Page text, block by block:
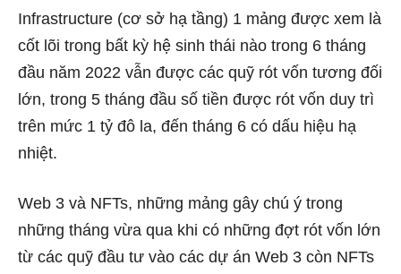
Infrastructure (cơ sở hạ tầng) 1 mảng được xem là
cốt lõi trong bất kỳ hệ sinh thái nào trong 6 tháng
đầu năm 2022 vẫn được các quỹ rót vốn tương đối
lớn, trong 5 tháng đầu số tiền được rót vốn duy trì
trên mức 1 tỷ đô la, đến tháng 6 có dấu hiệu hạ
nhiệt.
Web 3 và NFTs, những mảng gây chú ý trong
những tháng vừa qua khi có những đợt rót vốn lớn
từ các quỹ đầu tư vào các dự án Web 3 còn NFTs